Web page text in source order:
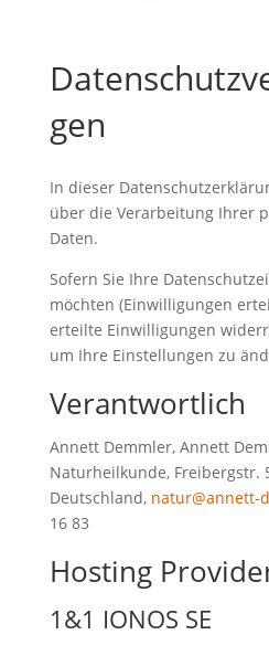
gen
In dieser
über die Verarbeitung Ihrer
Daten.
Sofern Sie Ihre
möchten (Einwilligungen
erteilte Einwilligungen
um Ihre Einstellungen zu
Verantwortlich
Annett Demmler, Annett
Naturheilkunde, Freibergstr.
Deutschland, natur@annett-
16 83
Hosting
1&1 IONOS SE